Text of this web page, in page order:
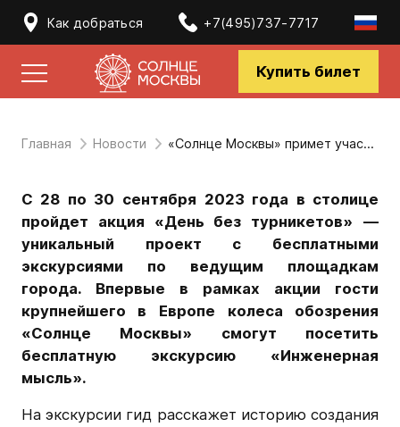
Как добраться +7(495)737-7717
Купить билет
Главная Новости «Солнце Москвы» примет участие в городской акции «День без турникетов»
С 28 по 30 сентября 2023 года в столице
пройдет акция «День без турникетов»
—
уникальный проект с бесплатными
экскурсиями по ведущим площадкам
города. Впервые в рамках акции гости
крупнейшего в Европе колеса обозрения
«Солнце Москвы» смогут посетить
бесплатную экскурсию «Инженерная
мысль».
На экскурсии гид расскажет историю создания